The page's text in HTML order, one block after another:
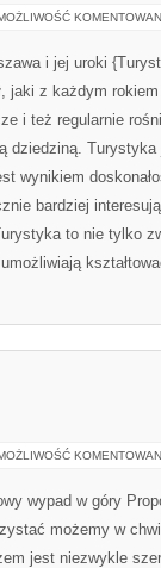
i jej uroki
jaki z każdym
i też regularnie
dziedziną.
wynikiem
bardziej
to nie tylko
wypad w góry
możemy w
jest niezwykle